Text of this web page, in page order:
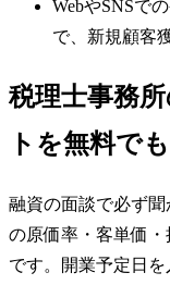
WebやSNSで
で、新規顧客
税理士事務
トを無料で
融資の面談で必ず
の原価率・客単価
です。開業予定日